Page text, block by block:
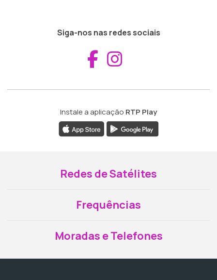
Siga-nos nas redes sociais
Aceder ao
Instale a aplicação RTP Play
Redes de Satélites
Frequências
Moradas e Telefones